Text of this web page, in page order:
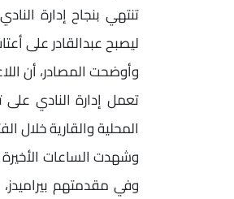
تنتهي بنجاح إدارة
ليصبح عبدالقادر على
وأوضحت المصادر، أن
تعمل إدارة النادي على
المحلية والقارية خلال
وشهدت الساعات
وفي مقدمتهم